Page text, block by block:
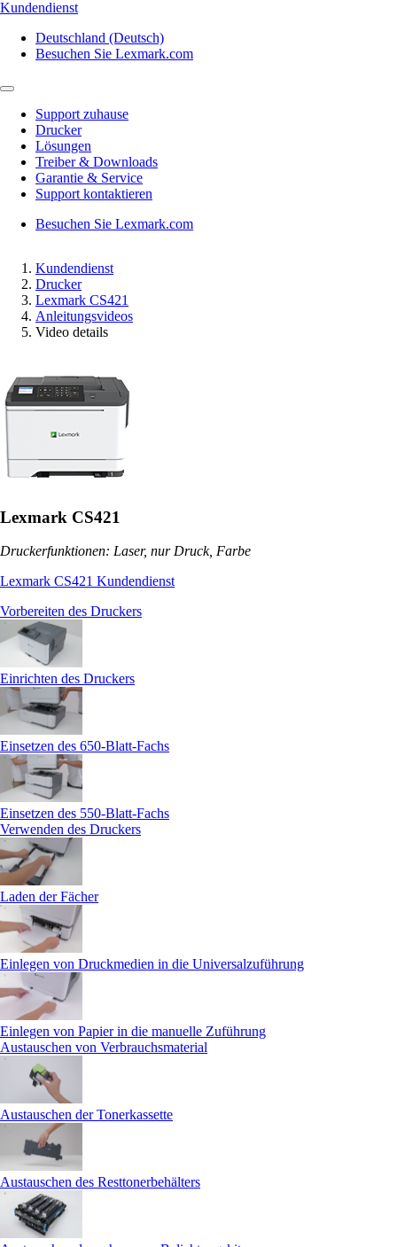
Kundendienst
Deutschland (Deutsch)
Besuchen Sie Lexmark.com
Support zuhause
Drucker
Lösungen
Treiber & Downloads
Garantie & Service
Support kontaktieren
Besuchen Sie Lexmark.com
Kundendienst
Drucker
Lexmark CS421
Anleitungsvideos
Video details
Lexmark CS421
Druckerfunktionen: Laser, nur Druck, Farbe
Lexmark CS421 Kundendienst
Vorbereiten des Druckers
Einrichten des Druckers
Einsetzen des 650-Blatt-Fachs
Einsetzen des 550-Blatt-Fachs
Verwenden des Druckers
Laden der Fächer
Einlegen von Druckmedien in die Universalzuführung
Einlegen von Papier in die manuelle Zuführung
Austauschen von Verbrauchsmaterial
Austauschen der Tonerkassette
Austauschen des Resttonerbehälters